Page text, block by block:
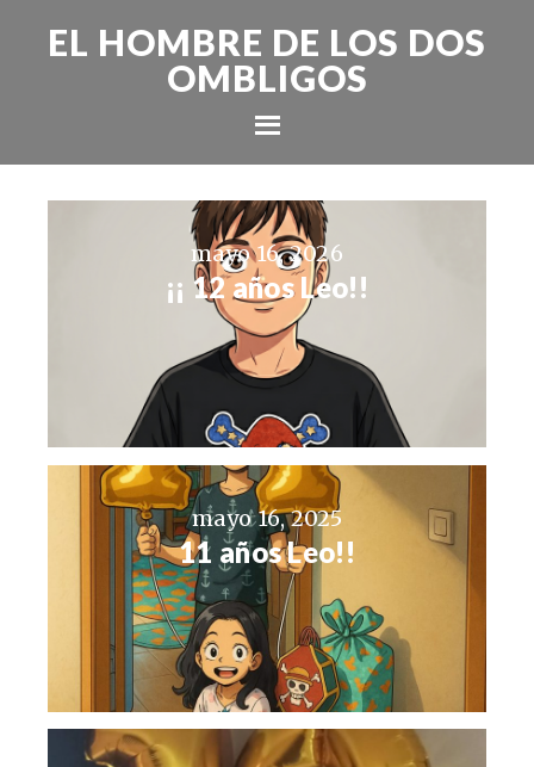
EL HOMBRE DE LOS DOS
OMBLIGOS
mayo 16, 2026
¡¡ 12 años Leo!!
mayo 16, 2025
11 años Leo!!